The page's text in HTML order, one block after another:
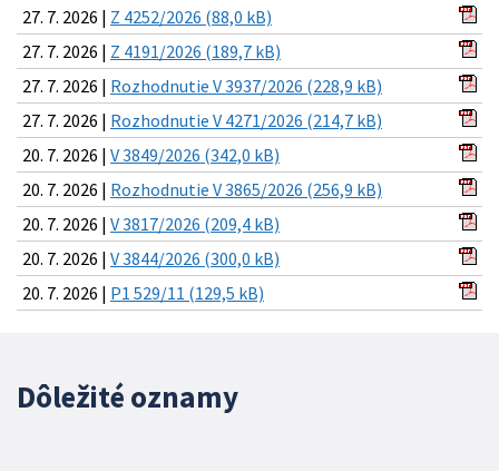
27. 7. 2026 | Z 4252/2026 (88,0 kB)
27. 7. 2026 | Z 4191/2026 (189,7 kB)
27. 7. 2026 | Rozhodnutie V 3937/2026 (228,9 kB)
27. 7. 2026 | Rozhodnutie V 4271/2026 (214,7 kB)
20. 7. 2026 | V 3849/2026 (342,0 kB)
20. 7. 2026 | Rozhodnutie V 3865/2026 (256,9 kB)
20. 7. 2026 | V 3817/2026 (209,4 kB)
20. 7. 2026 | V 3844/2026 (300,0 kB)
20. 7. 2026 | P1 529/11 (129,5 kB)
Dôležité oznamy